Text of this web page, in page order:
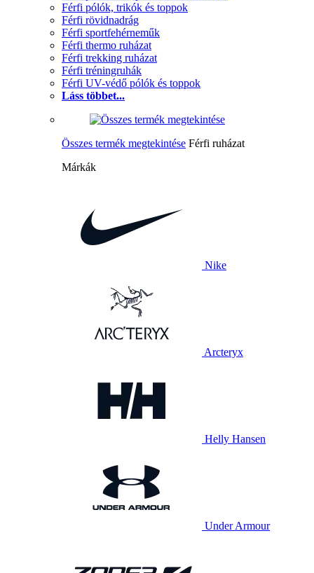
Férfi pólók, trikók és toppok
Férfi rövidnadrág
Férfi sportfehérneműk
Férfi thermo ruházat
Férfi trekking ruházat
Férfi tréningruhák
Férfi UV-védő pólók és toppok
Láss többet...
Összes termék megtekintése Férfi ruházat
Márkák
Nike
Arcteryx
Helly Hansen
Under Armour